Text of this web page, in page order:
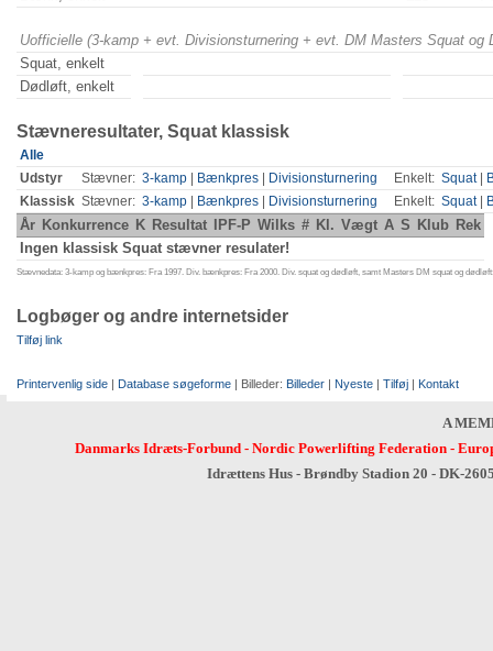
Uofficielle (3-kamp + evt. Divisionsturnering + evt. DM Masters Squat
Squat, enkelt
Dødløft, enkelt
Stævneresultater, Squat klassisk
Alle
Udstyr
Stævner: 3-kamp Bænkpres Divisionsturnering Enkelt: Squat|
Klassisk Stævner: 3-kamp Bænkpres Divisionsturnering Enkelt: Squat|
År Konkurrence K Resultat IPF-P Wilks # Kl. Vægt A S Klub Rek
Ingen klassisk Squat stævner resulater!
Stævnedata: 3-kamp og bænkpres: Fra 1997. Div. bænkpres: Fra 2000. Div. squat og dødløft, samt Masters DM squat og
Logbøger og andre internetsider
Tilføj link
Printervenlig side | Database søgeforme | Billeder: Billeder | Nyeste | Tilføj | Kontakt
A
Danmarks Idræts-Forbund- Nordic Powerlifting Federation-
Idrættens Hus - Brøndby Stadion 20 - DK-